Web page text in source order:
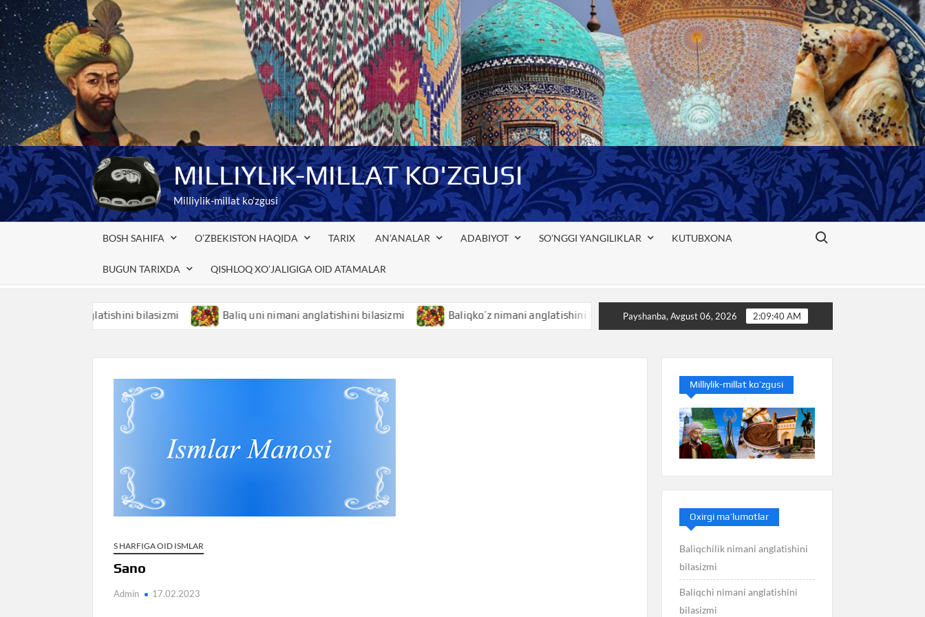
Skip
to
content
MILLIYLIK-MILLAT KO'ZGUSI
Milliylik-millat ko'zgusi
BOSH SAHIFA O’ZBEKISTON HAQIDA TARIX AN’ANALAR ADABIYOT SO’NGGI YANGILIKLAR KUTUBXONA
BUGUN TARIXDA QISHLOQ XO’JALIGIGA OID ATAMALAR
Search for:
anglatishini bilasizmi Baliq uni nimani anglatishini bilasizmi Baliqko’z nimani anglatishini bilasizmi Baliq nimani anglatishini bilasizmi
Payshanba, Avgust 06, 2026 2:09:41 AM
S HARFIGA OID ISMLAR
Sano
Admin 17.02.2023
Milliylik-millat ko’zgusi
Oxirgi ma’lumotlar
Baliqchilik nimani anglatishini
bilasizmi
Baliqchi nimani anglatishini
bilasizmi